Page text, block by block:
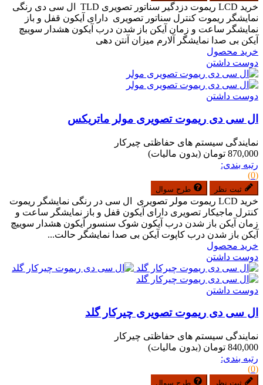
خرید LCD ریموت دزدگیر سناتور تصویری TLD ال سی دی رنگی
نمایشگر ریموت کنترل سناتور تصویری دارای آیکون قفل و باز
نمایشگر ساعت و زمان آیکن باز شدن درب آیکون هشدار سوییچ
آیکن بی صدا نمایشگر آلارم میزان آنتن دهی
خرید محصول
دوست داشتن
دوست داشتن
ال سی دی ریموت تصویری مولر ماتریکس
نمایندگی سیستم های حفاظتی چیرکار
870,000 تومان
(بدون مالیات)
رتبه بندی:
(0)
ثبت نظر طرح سوال
خرید LCD ریموت مولر تصویری ال سی در رنگی نمایشگر ریموت
کنترل ماجیکار تصویری دارای آیکون قفل و باز نمایشگر ساعت و
زمان آیکن باز شدن درب آیکون شوک سنسور آیکون هشدار سوییچ
آیکن باز شدن درب کاپوت آیکن بی صدا نمایشگر حالت...
خرید محصول
دوست داشتن
دوست داشتن
ال سی دی ریموت تصویری چیرکار گلد
نمایندگی سیستم های حفاظتی چیرکار
840,000 تومان
(بدون مالیات)
رتبه بندی:
(0)
ثبت نظر طرح سوال